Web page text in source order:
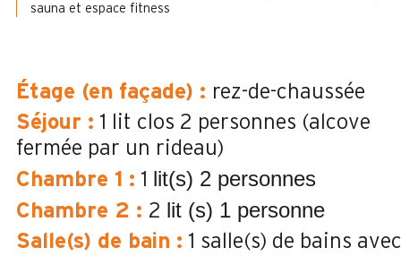
sauna et espace fitness
Étage (en façade) : rez-de-chaussée
Séjour : 1 lit clos 2 personnes (alcove
fermée par un rideau)
Chambre 1 : 1 lit(s) 2 personnes
Chambre 2 : 2 lit (s) 1 personne
Salle(s) de bain : 1 salle(s) de bains avec